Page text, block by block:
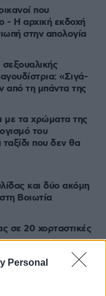
Personal
που
- Η αρχική εκδοχή
στην απολογία
«Σιγά-
από τη μπάντα της
με τα χρώματα της
του
που δεν θα
και δύο ακόμη
Βοιωτία
σε 20 χορταστικές